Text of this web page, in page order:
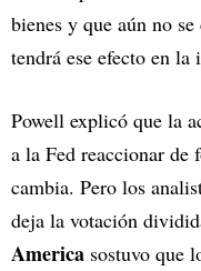
bienes y que aún no
tendrá ese efecto en
Powell explicó que la
a la Fed reaccionar de
cambia. Pero los
deja la votación
America sostuvo que